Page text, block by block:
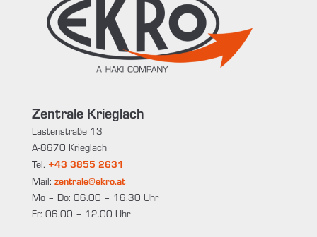
Zentrale Krieglach
Lastenstraße 13
A-8670 Krieglach
Tel. +43 3855 2631
Mail: zentrale@ekro.at
Mo – Do: 06.00 – 16.30 Uhr
Fr: 06.00 – 12.00 Uhr